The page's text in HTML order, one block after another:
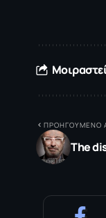
ΠΡΟΗΓΟΥΜΕΝΟ
The